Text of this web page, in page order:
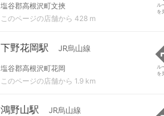
塩谷郡高根沢町文挾
このページの店舗から 428 m
ル
を
下野花岡駅 JR烏山線
塩谷郡高根沢町花岡
このページの店舗から 1.9 km
ル
を
鴻野山駅 JR烏山線